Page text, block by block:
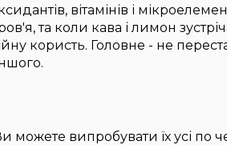
вітамінів і
та коли кава і лимон
користь. Головне - не
можете випробувати їх усі по